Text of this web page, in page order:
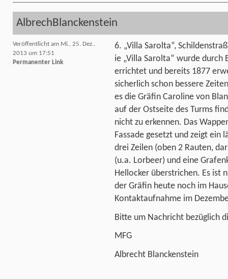
AlbrechBlanckenstein
Veröffentlicht am Mi., 25. Dez..
2013 um 17:51
Permanenter Link
6. „Villa Sarolta“,
ie „Villa Sarolta“ wurde durch
errichtet und bereits 1877
sicherlich schon bessere
es die Gräfin Caroline von
auf der Ostseite des Turms
nicht zu erkennen. Das
Fassade gesetzt und zeigt ein
drei Zeilen (oben 2 Rauten,
(u.a. Lorbeer) und eine
Hellocker überstrichen. Es ist
der Gräfin heute noch im
Kontaktaufnahme im
Bitte um Nachricht bezüglich
MFG
Albrecht Blanckenstein